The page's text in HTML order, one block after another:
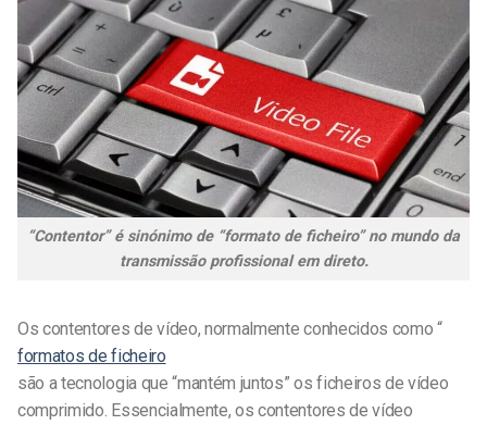
“Contentor” é sinónimo de “formato de ficheiro” no mundo da
transmissão profissional em direto.
Os contentores de vídeo, normalmente conhecidos como “
formatos de ficheiro
são a tecnologia que “mantém juntos” os ficheiros de vídeo
comprimido. Essencialmente, os contentores de vídeo